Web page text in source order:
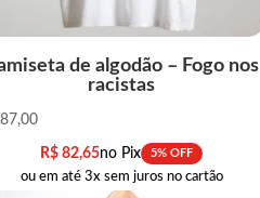
de algodão – Fogo nos
racistas
87,00
R$ 82,65no Pix 5% OFF
ou em até 3x sem juros no cartão